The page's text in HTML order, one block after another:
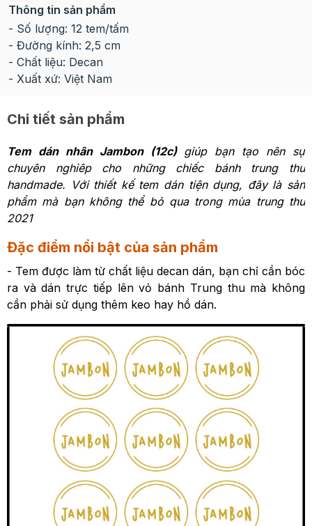
Thông tin sản phẩm
- Số lượng: 12 tem/tấm
- Đường kính: 2,5 cm
- Chất liệu: Decan
- Xuất xứ: Việt Nam
Chi tiết sản phẩm
Tem dán nhân Jambon (12c) giúp bạn tạo nên sự
chuyên nghiêp cho những chiếc bánh trung thu
handmade. Với thiết kế tem dán tiện dụng, đây là sản
phẩm mà bạn không thể bỏ qua trong mùa trung thu
2021
Đặc điểm nổi bật của sản phẩm
- Tem được làm từ chất liệu decan dán, bạn chỉ cần bóc
ra và dán trực tiếp lên vỏ bánh Trung thu mà không
cần phải sử dụng thêm keo hay hồ dán.